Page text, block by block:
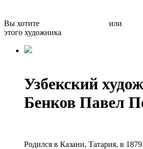
Вы хотите или
этого художника
Узбекский
Бенков Павел
Родился в Казани, Татария, в 1879.